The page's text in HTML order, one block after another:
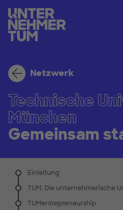
Netzwerk
Technische
München
Gemeinsam
Einleitung
TUM. Die unternehmerische
TUMentrepreneurship